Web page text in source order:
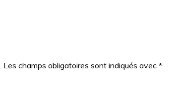
Les champs obligatoires sont indiqués avec *